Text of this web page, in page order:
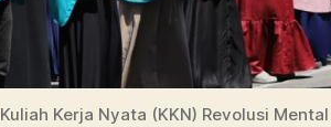
Kerja Nyata (KKN) Revolusi